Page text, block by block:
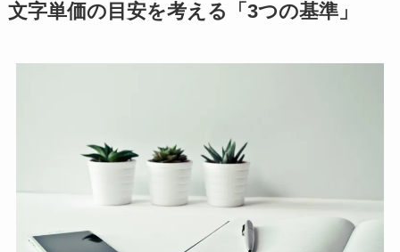
文字単価の目安を考える「3つの基準」